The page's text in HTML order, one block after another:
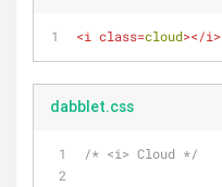
<i class=cloud></i>
dabblet.css
/* <i> Cloud */